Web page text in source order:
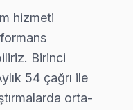
kamera ile teşhis
Deresi,
ve Deneyim
derlenen teknik
hizmeti
Birinci
54 çağrı ile
orta-